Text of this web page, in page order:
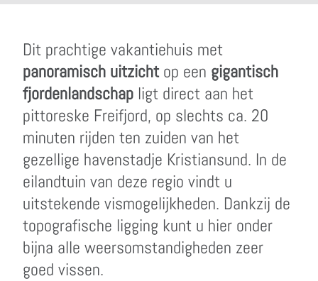
Dit prachtige vakantiehuis met
panoramisch uitzicht op een gigantisch
fjordenlandschap ligt direct aan het
pittoreske Freifjord, op slechts ca. 20
minuten rijden ten zuiden van het
gezellige havenstadje Kristiansund. In de
eilandtuin van deze regio vindt u
uitstekende vismogelijkheden. Dankzij de
topografische ligging kunt u hier onder
bijna alle weersomstandigheden zeer
goed vissen.